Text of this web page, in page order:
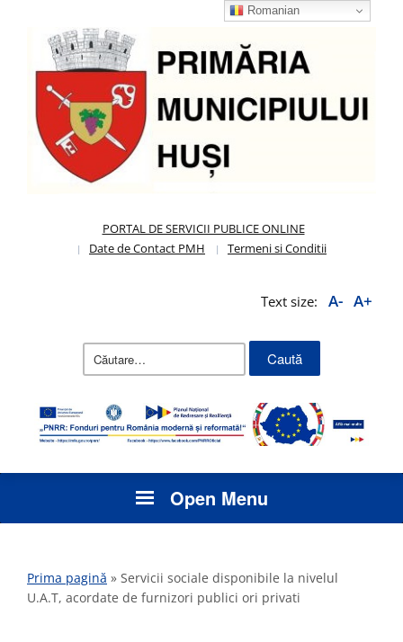
PORTAL DE SERVICII PUBLICE ONLINE
Date de Contact PMH
Termeni si Conditii
Text size: A- A+
Caută
Open Menu
Prima pagină » Servicii sociale disponibile la nivelul
U.A.T, acordate de furnizori publici ori privati
Romanian